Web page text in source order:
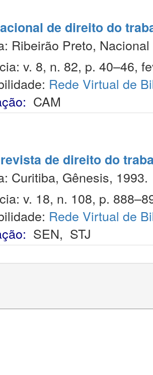
de direito do
Ribeirão Preto,
v. 8, n. 82, p. 40–46,
Rede Virtual de
CAM
de direito do
Curitiba, Gênesis, 1993.
v. 18, n. 108, p.
Rede Virtual de
SEN, STJ